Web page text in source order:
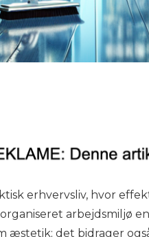
erhvervsliv, hvor
arbejdsmiljø
æstetik; det bidrager